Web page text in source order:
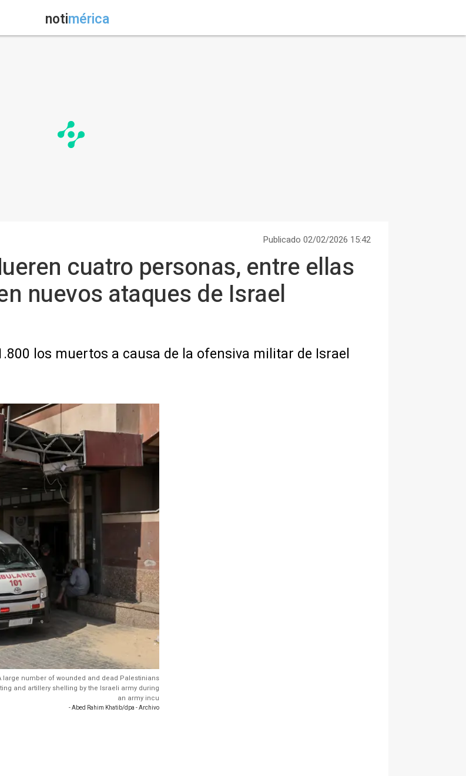
notimérica
Publicado 02/02/2026 15:42
cuatro personas, entre ellas
nuevos ataques de Israel
los muertos a causa de la ofensiva militar de Israel
large number of wounded and dead Palestinians
and artillery shelling by the Israeli army during
an army incu
- Abed Rahim Khatib/dpa - Archivo